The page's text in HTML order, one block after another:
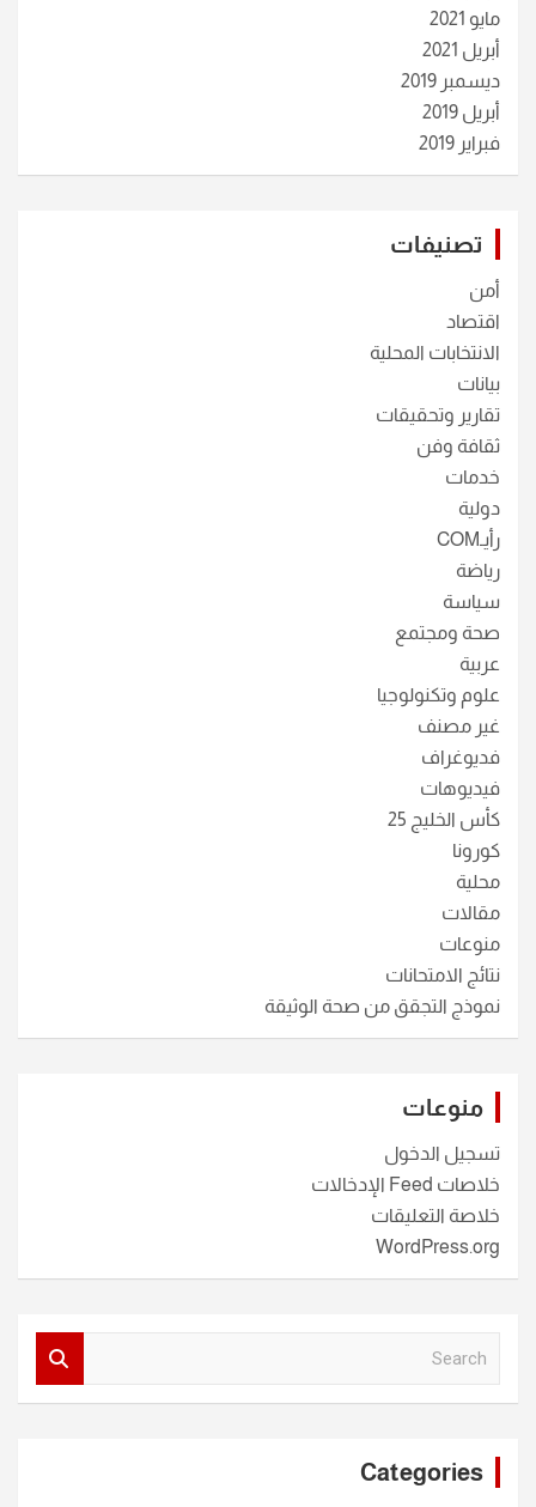
مايو 2021
أبريل 2021
ديسمبر 2019
أبريل 2019
فبراير 2019
تصنيفات
أمن
اقتصاد
الانتخابات المحلية
بيانات
تقارير وتحقيقات
ثقافة وفن
خدمات
دولية
رأيـCOM
رياضة
سياسة
صحة ومجتمع
عربية
علوم وتكنولوجيا
غير مصنف
فديوغراف
فيديوهات
كأس الخليج 25
كورونا
محلية
مقالات
منوعات
نتائج الامتحانات
نموذج التجقق من صحة الوثيقة
منوعات
تسجيل الدخول
خلاصات Feed الإدخالات
خلاصة التعليقات
WordPress.org
Categories